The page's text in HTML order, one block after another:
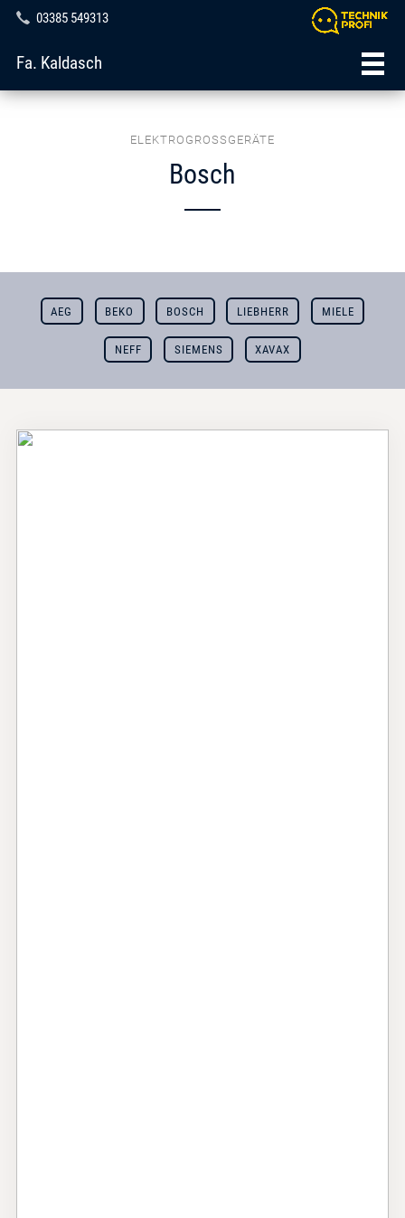
03385 549313
Fa. Kaldasch
ELEKTROGROSSGERÄTE
Bosch
AEG BEKO BOSCH LIEBHERR MIELE
NEFF SIEMENS XAVAX